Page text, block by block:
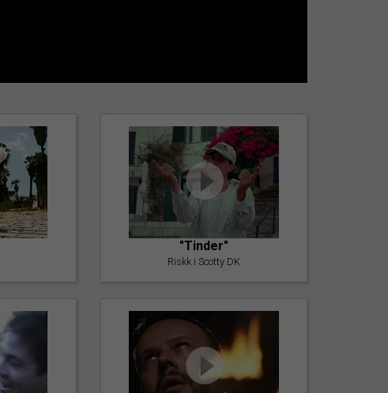
"Tinder"
Riskk i Scotty DK